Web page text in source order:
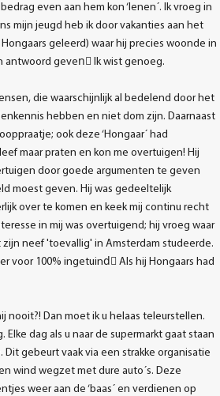
even aan hem kon ‘lenen´. Ik vroeg in
mijn jeugd heb ik door vakanties aan het
geleerd) waar hij precies woonde in
antwoord geven⃛ Ik wist genoeg.
die waarschijnlijk al bedelend door het
hebben en niet dom zijn. Daarnaast
ook deze ‘Hongaar´ had
maar praten en kon me overtuigen! Hij
door goede argumenten te geven
moest geven. Hij was gedeeltelijk
over te komen en keek mij continu recht
in mij was overtuigend; hij vroeg waar
neef 'toevallig' in Amsterdam studeerde.
voor 100% ingetuind⃛ Als hij Hongaars had
nooit?! Dan moet ik u helaas teleurstellen.
Elke dag als u naar de supermarkt gaat staan
gebeurt vaak via een strakke organisatie
wind wegzet met dure auto´s. Deze
weer aan de ‘baas´ en verdienen op